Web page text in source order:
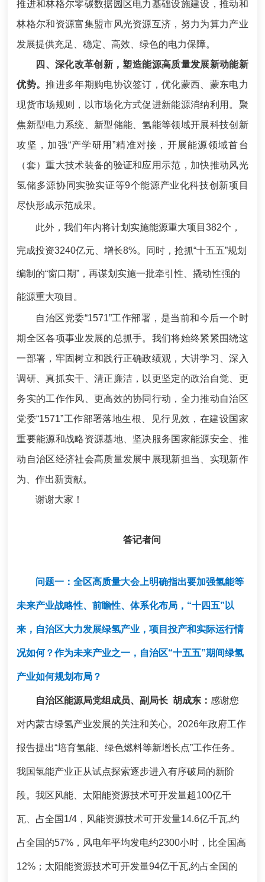
推进和林格尔零碳数据园区电力基础设施建设，推动和
林格尔和资源富集盟市风光资源互济，努力为算力产业
发展提供充足、稳定、高效、绿色的电力保障。
四、深化改革创新，塑造能源高质量发展新动能新
优势。推进多年期购电协议签订，优化蒙西、蒙东电力
现货市场规则，以市场化方式促进新能源消纳利用。聚
焦新型电力系统、新型储能、氢能等领域开展科技创新
攻坚，加强“产学研用”精准对接，开展能源领域首台
（套）重大技术装备的验证和应用示范，加快推动风光
氢储多源协同实验实证等9个能源产业化科技创新项目
尽快形成示范成果。
此外，我们年内将计划实施能源重大项目382个，
完成投资3240亿元、增长8%。同时，抢抓“十五五”规划
编制的“窗口期”，再谋划实施一批牵引性、撬动性强的
能源重大项目。
自治区党委“1571”工作部署，是当前和今后一个时
期全区各项事业发展的总抓手。我们将始终紧紧围绕这
一部署，牢固树立和践行正确政绩观，大讲学习、深入
调研、真抓实干、清正廉洁，以更坚定的政治自觉、更
务实的工作作风、更高效的协同行动，全力推动自治区
党委“1571”工作部署落地生根、见行见效，在建设国家
重要能源和战略资源基地、坚决服务国家能源安全、推
动自治区经济社会高质量发展中展现新担当、实现新作
为、作出新贡献。
谢谢大家！
答记者问
问题一：全区高质量大会上明确指出要加强氢能等
未来产业战略性、前瞻性、体系化布局，“十四五”以
来，自治区大力发展绿氢产业，项目投产和实际运行情
况如何？作为未来产业之一，自治区“十五五”期间绿氢
产业如何规划布局？
自治区能源局党组成员、副局长 胡成东：感谢您
对内蒙古绿氢产业发展的关注和关心。 2026年政府工作
报告提出“培育氢能、绿色燃料等新增长点”工作任务。
我国氢能产业正从试点探索逐步进入有序破局的新阶
段。我区风能、太阳能资源技术可开发量超100亿千
瓦、占全国1/4，风能资源技术可开发量14.6亿千瓦,约
占全国的57%，风电年平均发电约2300小时，比全国高
12%；太阳能资源技术可开发量94亿千瓦,约占全国的